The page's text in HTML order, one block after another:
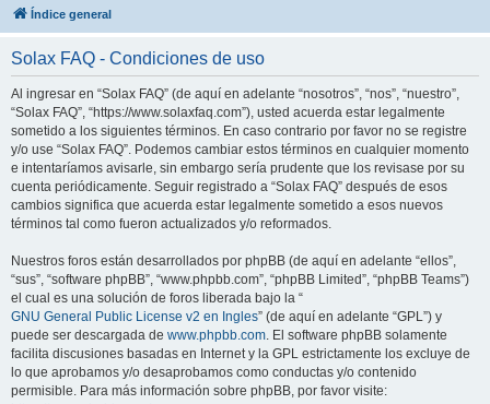
Índice general
Solax FAQ - Condiciones de uso
Al ingresar en “Solax FAQ” (de aquí en adelante “nosotros”, “nos”, “nuestro”,
“Solax FAQ”, “https://www.solaxfaq.com”), usted acuerda estar legalmente
sometido a los siguientes términos. En caso contrario por favor no se registre
y/o use “Solax FAQ”. Podemos cambiar estos términos en cualquier momento
e intentaríamos avisarle, sin embargo sería prudente que los revisase por su
cuenta periódicamente. Seguir registrado a “Solax FAQ” después de esos
cambios significa que acuerda estar legalmente sometido a esos nuevos
términos tal como fueron actualizados y/o reformados.
Nuestros foros están desarrollados por phpBB (de aquí en adelante “ellos”,
“sus”, “software phpBB”, “www.phpbb.com”, “phpBB Limited”, “phpBB Teams”)
el cual es una solución de foros liberada bajo la “
GNU General Public License v2 en Ingles” (de aquí en adelante “GPL”) y
puede ser descargada de www.phpbb.com. El software phpBB solamente
facilita discusiones basadas en Internet y la GPL estrictamente los excluye de
lo que aprobamos y/o desaprobamos como conductas y/o contenido
permisible. Para más información sobre phpBB, por favor visite: